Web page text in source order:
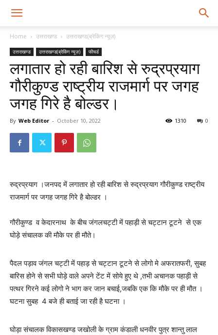
Home उत्तराखण्ड उत्तराखण्ड(ब्रेकिंग न्यूज़)
उत्तराखण्ड उत्तराखण्ड(ब्रेकिंग न्यूज़) फीचर्ड
लगातार हो रही बारिश से रुद्रप्रयाग
गौरीकुण्ड राष्ट्रीय राजमार्ग पर जगह
जगह गिरे है बोल्डर।
By Web Editor - October 10, 2022 0
1310
रुद्रप्रयाग ।जनपद में लगातार हो रही बारिश से रुद्रप्रयाग गौरीकुण्ड राष्ट्रीय
राजमार्ग पर जगह जगह गिरे है बोल्डर ।
गौरीकुण्ड व केदारनाथ के बीच जंगलचट्टी में पहाड़ी से चट्टान टूटने से एक
घोड़े संचालक की मौके पर ही मौते।
पैदल पड़ाव जंगल चट्टी में पहाड़ से चट्टान टूटने से लोगो मे अफरातफरी, सुबह
बारिस होने से सभी घोड़े वाले अपने टेंट में सोये हुए थे ,तभी अचानक पहाड़ी से
पत्थर गिरने कई लोगो ने भाग कर जान बचाई,जबकि एक कि मौके पर ही मौत ।
घटना सुबह 4 बजे ही बताई जा रही है घटना ।
घोड़ा संचालक विकासखण्ड जखोली के ग्राम कंडाली धनवीर पुत्र शान्तु लाल